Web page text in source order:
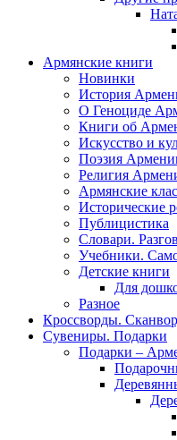
Армянские книги
Новинки
История
О Геноциде
Книги об
Иcкусство и
Поэзия
Религия
Армянские
Исторические
Публицистика
Словари.
Учебники.
Детские книги
Для
Разное
Кроссворды.
Сувениры. Подарки
Подарки –